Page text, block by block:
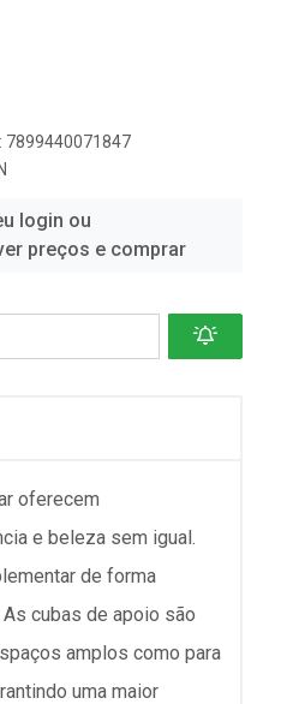
7899440071847
login ou
preços e comprar
oferecem
e beleza sem igual.
de forma
cubas de apoio são
amplos como para
uma maior